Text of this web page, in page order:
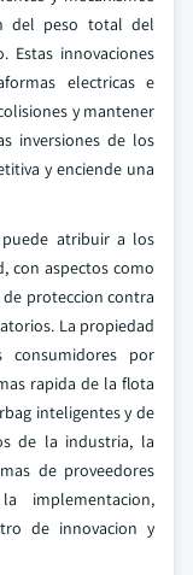
del peso total del
Estas innovaciones
electricas e
y mantener
inversiones de los
y enciende una
atribuir a los
con aspectos como
proteccion contra
La propiedad
por
rapida de la flota
inteligentes y de
de la industria, la
de proveedores
implementacion,
de innovacion y